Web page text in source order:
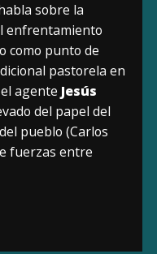
sobre la
enfrentamiento
como punto de
pastorela en
agente Jesús
del papel del
pueblo (Carlos
fuerzas entre